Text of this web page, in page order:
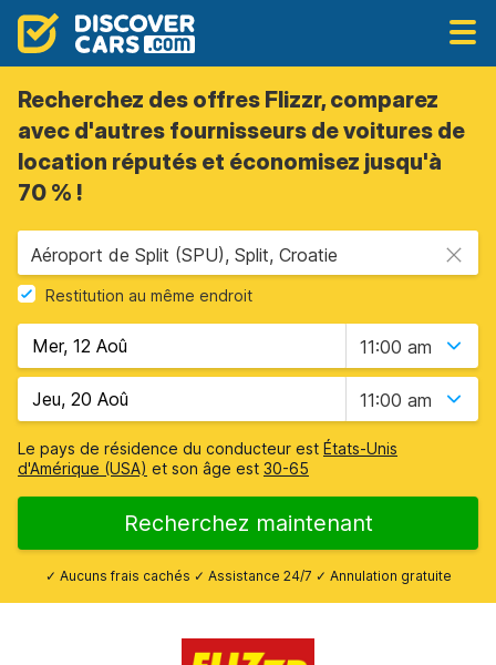
Recherchez des offres Flizzr, comparez
avec d'autres fournisseurs de voitures de
location réputés et économisez jusqu'à
70 % !
Aéroport de Split (SPU), Split, Croatie
Restitution au même endroit
11:00 am
11:00 am
Le pays de résidence du conducteur est États-Unis
d'Amérique (USA) et son âge est 30-65
Recherchez maintenant
✓ Aucuns frais cachés ✓ Assistance 24/7 ✓ Annulation gratuite